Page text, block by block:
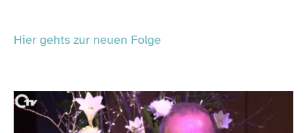
Hier gehts zur neuen Folge